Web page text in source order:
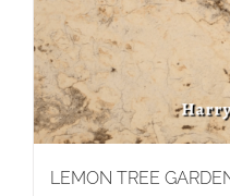
LEMON TREE